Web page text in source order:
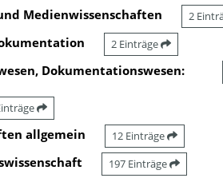
Medienwissenschaften
2
2 Einträge
Dokumentationswesen:
allgemein 12 Einträge
197 Einträge